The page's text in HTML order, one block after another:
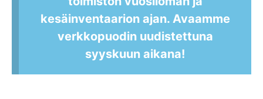
kesäinventaarion ajan. Avaamme
verkkopuodin uudistettuna
syyskuun aikana!